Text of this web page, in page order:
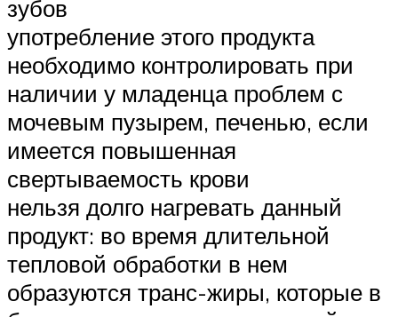
зубов
употребление этого продукта
необходимо контролировать при
наличии у младенца проблем с
мочевым пузырем, печенью, если
имеется повышенная
свертываемость крови
нельзя долго нагревать данный
продукт: во время длительной
тепловой обработки в нем
образуются транс-жиры, которые в